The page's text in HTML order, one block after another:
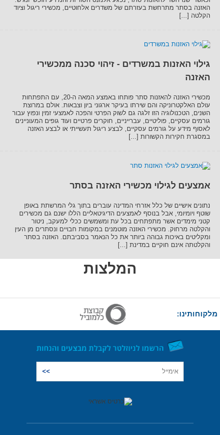
האזנה בסתר מתרחשת בעזרתם של משדרים אלחוטיים, מכשירי ריגול וציוד
הקלטה [...]
גילוי האזנות במשרדים - זיהוי סכנה ממכשירי
האזנה
מכשירי האזנה להאזנות סתר פותחו באמצע המאה ה-20, עם התפתחות
עולם האלקטרוניקה והם שירתו בעיקר ארגוני ביון וצבאות. אולם במרוצת
השנים, הטכנולוגיה הזו זלגה גם לשוק הפרטי והפכה לאמצעי זמין ונפוץ עבור
גורמים עסקיים, פוליטיים, עברייניים, חוקרים פרטיים ועוד גופים המעוניינים
לאסוף מידע על גורמים עסקיים, לבצע ריגול תעשייתי או לבצע האזנה
במסגרת חקירות הקשורות [...]
אמצעים לגילוי מכשירי האזנה בסתר
נתונים אישיים של כלל אזרחי המדינה עוברים בתוך גלי המרשתת באופן
שוטף ויומיומי, אבל בנוסף לאמצעים הדיגיטאליים הללו ישנם גם מכשירים
קטני מימדים אשר מתפתחים בכל עת ומשמשים ככלי למעקב, ניטור
והקלטה מרחוק. מכשירי האזנה מוטמנים במקומות חבויים ונסתרים מן העין
ומקליטים באיכות גבוהה ביותר את כל הנאמר בסביבתם. האזנה בסתר
והקלטתה אינם חוקיים במדינת [...]
המלצות
מלקוחותינו: